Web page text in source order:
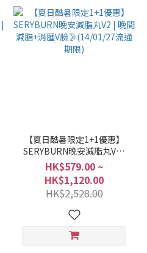
【夏日酷暑限定1+1優惠】
SERYBURN晚安減脂丸V2 |
晚間減脂+消腫V臉🌛
(14/01/27流通期限)
HK$579.00 ~
HK$1,120.00
HK$2,528.00